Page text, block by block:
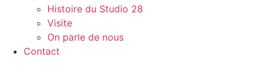
Histoire du Studio 28
Visite
On parle de nous
Contact